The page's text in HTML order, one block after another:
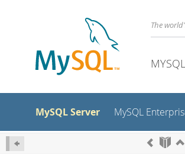
The
MySQL Server MySQL